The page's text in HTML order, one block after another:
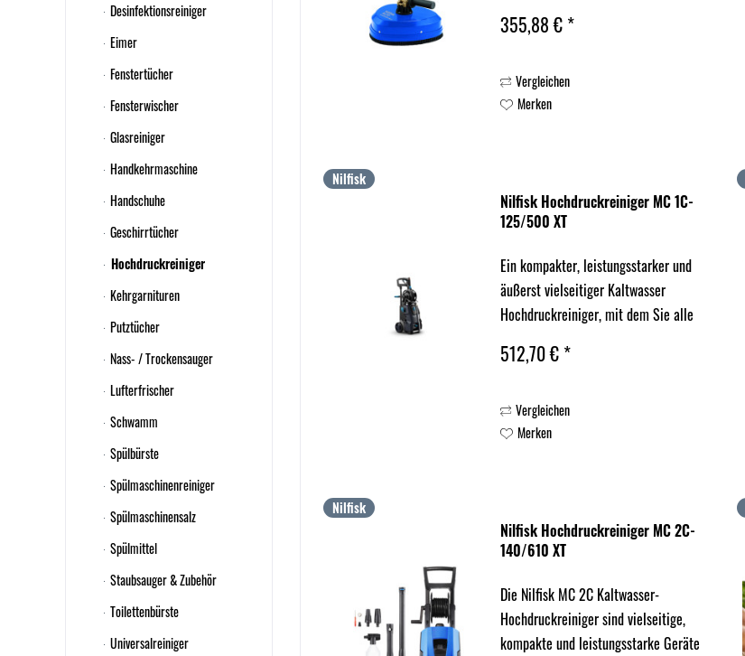
Desinfektionsreiniger
Eimer
Fenstertücher
Fensterwischer
Glasreiniger
Handkehrmaschine
Handschuhe
Geschirrtücher
Hochdruckreiniger
Kehrgarnituren
Putztücher
Nass- / Trockensauger
Lufterfrischer
Schwamm
Spülbürste
Spülmaschinenreiniger
Spülmaschinensalz
Spülmittel
Staubsauger & Zubehör
Toilettenbürste
Universalreiniger
EU (128471500), MC 2C-140/610 XT
355,88 € *
Vergleichen
Merken
Nilfisk
Nilfisk Hochdruckreiniger MC 1C-
125/500 XT
Ein kompakter, leistungsstarker und
äußerst vielseitiger Kaltwasser
Hochdruckreiniger, mit dem Sie alle
einfach, schnell und effizient
kompakter, leistungsstarker und...
512,70 € *
Vergleichen
Merken
Nilfisk
Nilfisk Hochdruckreiniger MC 2C-
140/610 XT
Die Nilfisk MC 2C Kaltwasser-
Hochdruckreiniger sind vielseitige,
kompakte und leistungsstarke Geräte